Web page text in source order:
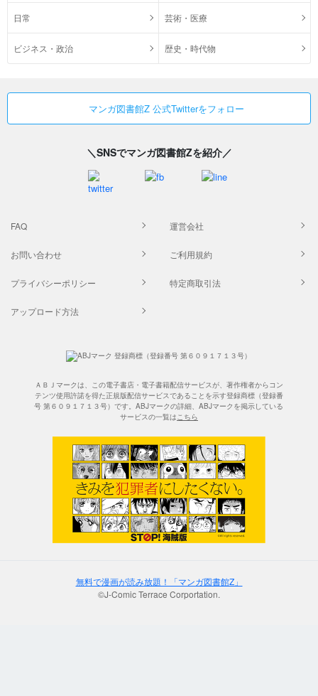
日常 芸術・医療
ビジネス・政治 歴史・時代物
マンガ図書館Z 公式Twitterをフォロー
＼SNSでマンガ図書館Zを紹介／
FAQ 運営会社
お問い合わせ ご利用規約
プライバシーポリシー 特定商取引法
アップロード方法
ＡＢＪマークは、この電子書店・電子書籍配信サービスが、著作権者からコン
テンツ使用許諾を得た正規版配信サービスであることを示す登録商標（登録番
号 第６０９１７１３号）です。ABJマークの詳細、ABJマークを掲示している
サービスの一覧はこちら
無料で漫画が読み放題！「マンガ図書館Z」
©J-Comic Terrace Corportation.